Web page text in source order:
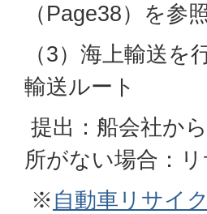
（Page38）を参
（3）海上輸送
輸送ルート
提出：船会社か
所がない場合：
※ 自動車リサイ